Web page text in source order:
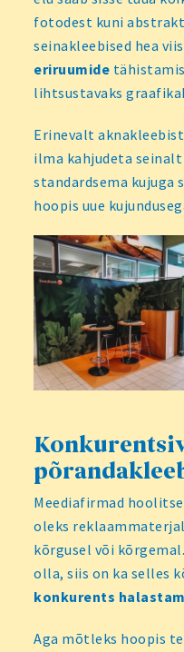
fotodest kuni
seinakleebised hea
eriruumide
lihtsustavaks
Erinevalt
ilma kahjudeta
standardsema kujuga
hoopis uue
Meediafirmad
oleks
kõrgusel või
olla, siis on ka selles
konkurents
Aga mõtleks hoopis